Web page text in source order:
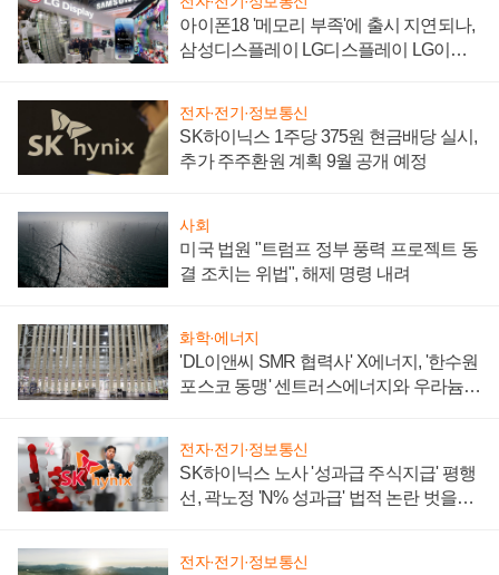
아이폰18 '메모리 부족'에 출시 지연되나,
삼성디스플레이 LG디스플레이 LG이노
전자·전기·정보통신
SK하이닉스 1주당 375원 현금배당 실시,
추가 주주환원 계획 9월 공개 예정
사회
미국 법원 "트럼프 정부 풍력 프로젝트 동
결 조치는 위법", 해제 명령 내려
화학·에너지
'DL이앤씨 SMR 협력사' X에너지, '한수원
포스코 동맹' 센트러스에너지와 우라늄
전자·전기·정보통신
SK하이닉스 노사 '성과급 주식지급' 평행
선, 곽노정 'N% 성과급' 법적 논란 벗을지
전자·전기·정보통신